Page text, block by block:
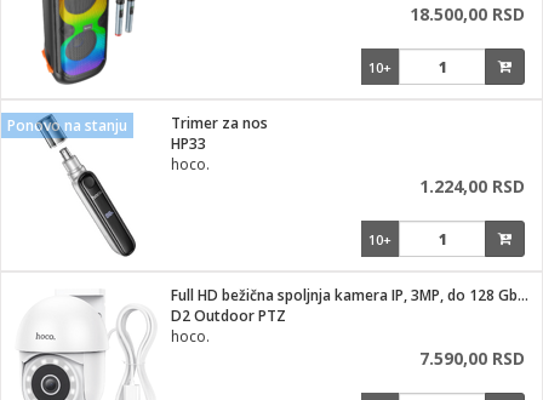
18.500,00 RSD
10+
Ponovo na stanju
Trimer za nos
HP33
hoco.
1.224,00 RSD
10+
Full HD bežična spoljnja kamera IP, 3MP, do 128 Gb kartica
D2 Outdoor PTZ
hoco.
7.590,00 RSD